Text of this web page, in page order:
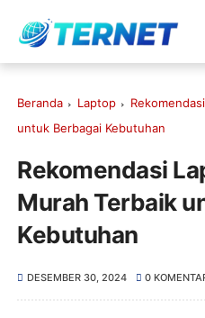
Beranda Laptop
untuk Berbagai Kebutuhan
Rekomendasi
Murah Terbaik
Kebutuhan
DESEMBER 30, 2024 0